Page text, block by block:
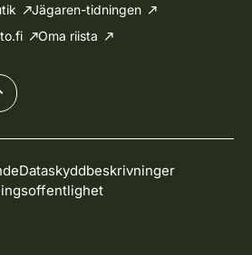
Jägaren-tidningen
Oma riista
Dataskyddbeskrivninger